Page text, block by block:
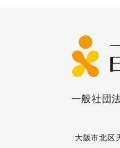
一般社団
大阪市北区